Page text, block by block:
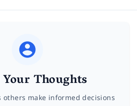
Thoughts
others make informed decisions